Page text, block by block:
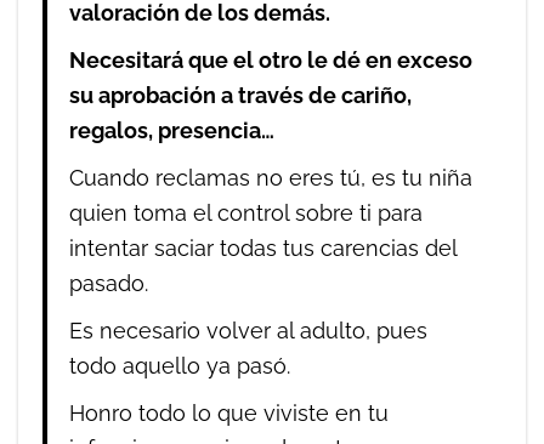
valoración de los demás.
Necesitará que el otro le dé en exceso
su aprobación a través de cariño,
regalos, presencia…
Cuando reclamas no eres tú, es tu niña
quien toma el control sobre ti para
intentar saciar todas tus carencias del
pasado.
Es necesario volver al adulto, pues
todo aquello ya pasó.
Honro todo lo que viviste en tu